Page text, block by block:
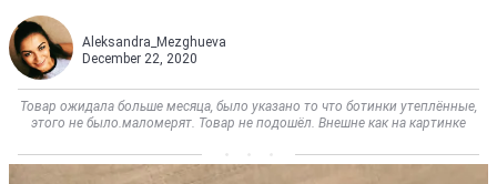
Aleksandra_Mezghueva
December 22, 2020
Товар ожидала больше месяца, было указано то что ботинки утеплённые,
этого не было.маломерят. Товар не подошёл. Внешне как на картинке